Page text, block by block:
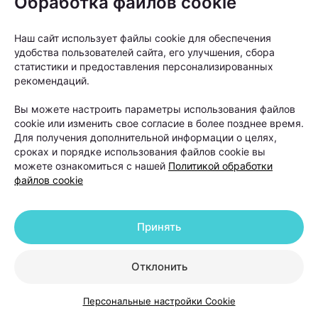
Когда пересадка волос
действительно нужна и что
делать после нее
Пересадка волос часто воспринимается как
универсальное решение проблемы облысения.
Однако на практике трихологи рассматривают ее
как один из вариантов лечения, а не как первый
Наш сайт использует файлы cookie для обеспечения
удобства пользователей сайта, его улучшения, сбора
статистики и предоставления персонализированных
рекомендаций.
Вы можете настроить параметры использования файлов
cookie или изменить свое согласие в более позднее время.
Для получения дополнительной информации о целях,
сроках и порядке использования файлов cookie вы
можете ознакомиться с нашей Политикой обработки
файлов cookie
Отклонить
Принять
Персональные настройки Cookie